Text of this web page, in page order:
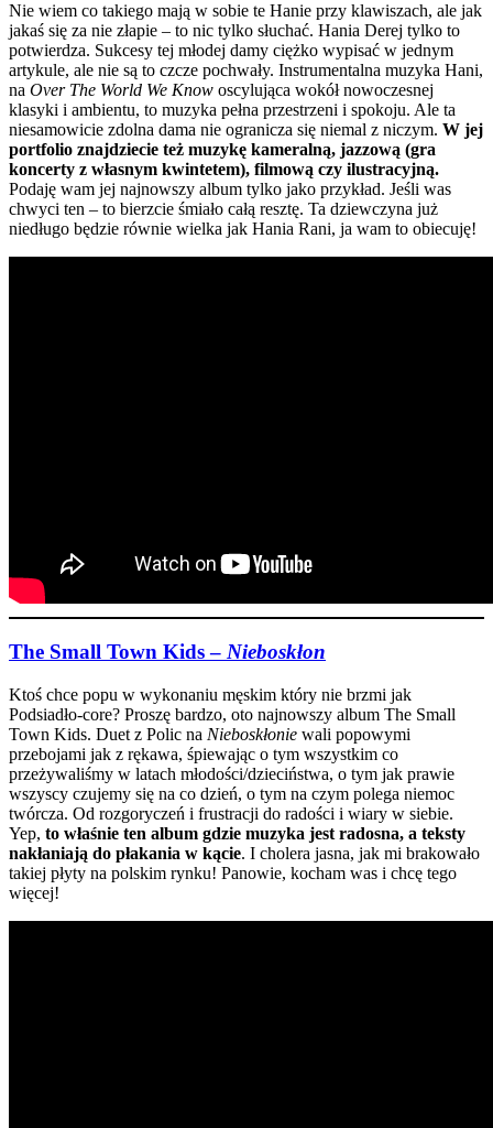
Nie wiem co takiego mają w sobie te Hanie przy klawiszach, ale jak
jakaś się za nie złapie – to nic tylko słuchać. Hania Derej tylko to
potwierdza. Sukcesy tej młodej damy ciężko wypisać w jednym
artykule, ale nie są to czcze pochwały. Instrumentalna muzyka Hani,
na Over The World We Know oscylująca wokół nowoczesnej
klasyki i ambientu, to muzyka pełna przestrzeni i spokoju. Ale ta
niesamowicie zdolna dama nie ogranicza się niemal z niczym. W jej
portfolio znajdziecie też muzykę kameralną, jazzową (gra
koncerty z własnym kwintetem), filmową czy ilustracyjną.
Podaję wam jej najnowszy album tylko jako przykład. Jeśli was
chwyci ten – to bierzcie śmiało całą resztę. Ta dziewczyna już
niedługo będzie równie wielka jak Hania Rani, ja wam to obiecuję!
The Small Town Kids – Nieboskłon
Ktoś chce popu w wykonaniu męskim który nie brzmi jak
Podsiadło-core? Proszę bardzo, oto najnowszy album The Small
Town Kids. Duet z Polic na Nieboskłonie wali popowymi
przebojami jak z rękawa, śpiewając o tym wszystkim co
przeżywaliśmy w latach młodości/dzieciństwa, o tym jak prawie
wszyscy czujemy się na co dzień, o tym na czym polega niemoc
twórcza. Od rozgoryczeń i frustracji do radości i wiary w siebie.
Yep, to właśnie ten album gdzie muzyka jest radosna, a teksty
nakłaniają do płakania w kącie. I cholera jasna, jak mi brakowało
takiej płyty na polskim rynku! Panowie, kocham was i chcę tego
więcej!